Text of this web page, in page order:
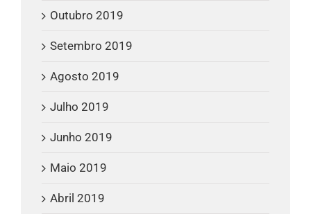
Outubro 2019
Setembro 2019
Agosto 2019
Julho 2019
Junho 2019
Maio 2019
Abril 2019